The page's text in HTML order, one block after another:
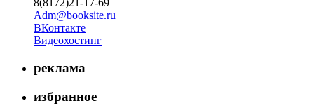
8(8172)21-17-69
Adm@booksite.ru
ВКонтакте
Видеохостинг
реклама
избранное